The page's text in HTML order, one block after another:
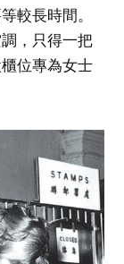
較長時間。
，只得一把
位專為女士